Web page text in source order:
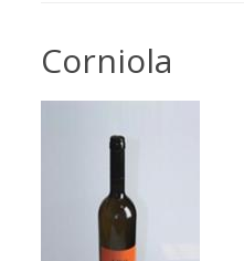
Corniola